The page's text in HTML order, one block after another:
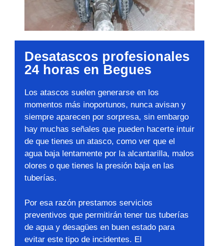
Desatascos profesionales
24 horas en Begues
Los atascos suelen generarse en los
momentos más inoportunos, nunca avisan y
siempre aparecen por sorpresa, sin embargo
hay muchas señales que pueden hacerte intuir
de que tienes un atasco, como ver que el
agua baja lentamente por la alcantarilla, malos
olores o que tienes la presión baja en las
tuberías.
Por esa razón prestamos servicios
preventivos que permitirán tener tus tuberías
de agua y desagües en buen estado para
evitar este tipo de incidentes. El